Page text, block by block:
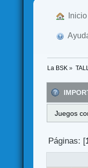
Inicio
La BSK »
Juegos
Páginas: [